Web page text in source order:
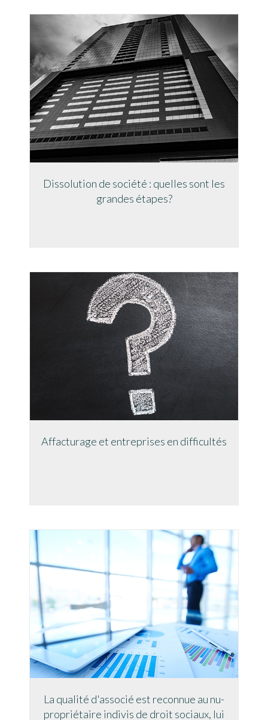
Dissolution de société : quelles sont les
grandes étapes?
Affacturage et entreprises en difficultés
La qualité d'associé est reconnue au nu-
propriétaire indivis de droit sociaux, lui